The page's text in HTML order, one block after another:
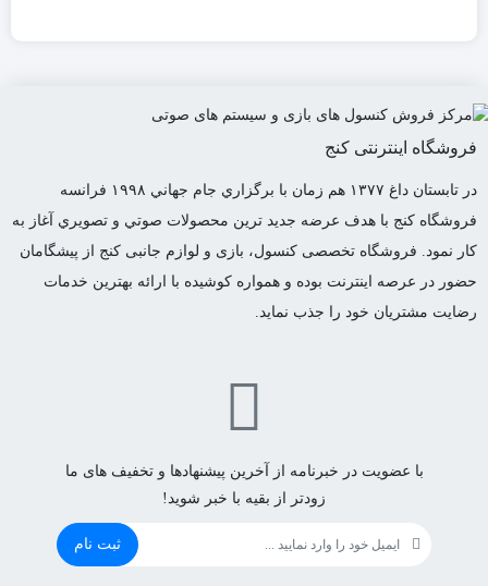
فروشگاه اینترنتی کنج
در تابستان داغ ١٣٧٧ هم زمان با برگزاري جام جهاني ١٩٩٨ فرانسه
فروشگاه كنج با هدف عرضه جديد ترين محصولات صوتي و تصويري آغاز به
كار نمود. فروشگاه تخصصی کنسول، بازی و لوازم جانبی کنج از پیشگامان
حضور در عرصه اینترنت بوده و همواره کوشیده با ارائه بهترین خدمات
رضایت مشتریان خود را جذب نماید.
با عضویت در خبرنامه از آخرین پیشنهادها و تخفیف های ما
زودتر از بقیه با خبر شوید!
ثبت نام